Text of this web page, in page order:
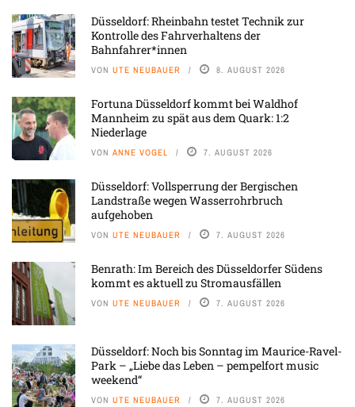
Düsseldorf: Rheinbahn testet Technik zur
Kontrolle des Fahrverhaltens der
Bahnfahrer*innen
VON UTE NEUBAUER 8. AUGUST 2026
Fortuna Düsseldorf kommt bei Waldhof
Mannheim zu spät aus dem Quark: 1:2
Niederlage
VON ANNE VOGEL 7. AUGUST 2026
Düsseldorf: Vollsperrung der Bergischen
Landstraße wegen Wasserrohrbruch
aufgehoben
VON UTE NEUBAUER 7. AUGUST 2026
Benrath: Im Bereich des Düsseldorfer Südens
kommt es aktuell zu Stromausfällen
VON UTE NEUBAUER 7. AUGUST 2026
Düsseldorf: Noch bis Sonntag im Maurice-Ravel-
Park – „Liebe das Leben – pempelfort music
weekend“
VON UTE NEUBAUER 7. AUGUST 2026